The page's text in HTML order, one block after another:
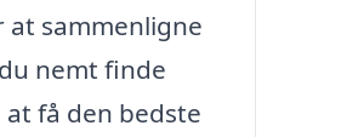
sammenligne
nemt finde
få den bedste